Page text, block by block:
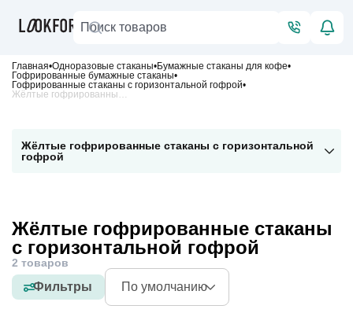
Главная Одноразовые стаканы Бумажные стаканы для кофе
Гофрированные бумажные стаканы
Гофрированные стаканы с горизонтальной гофрой
Жёлтые гофрированные стаканы с горизонтальной гофрой
Жёлтые гофрированные стаканы с горизонтальной
гофрой
Жёлтые гофрированные стаканы
с горизонтальной гофрой
2 товаров
Фильтры По умолчанию